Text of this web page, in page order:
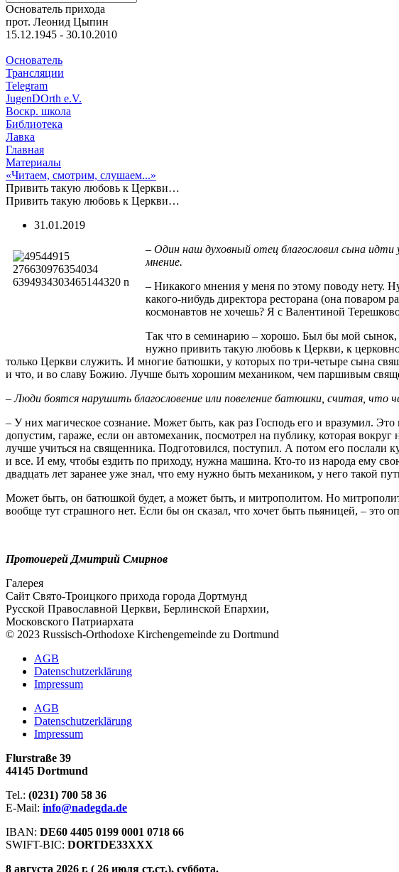
Основатель прихода
прот. Леонид Цыпин
15.12.1945 - 30.10.2010
Основатель
Трансляции
Telegram
JugenDOrth e.V.
Воскр. школа
Библиотека
Лавка
Главная
Материалы
«Читаем, смотрим, слушаем...»
Привить такую любовь к Церкви…
Привить такую любовь к Церкви…
31.01.2019
– Один наш духовный отец благословил сына
мнение.
– Никакого мнения у меня по этому поводу нету.
какого-нибудь директора ресторана (она поваром
космонавтов не хочешь? Я с Валентиной
Так что в семинарию – хорошо. Был бы мой сынок,
нужно привить такую любовь к Церкви, к
только Церкви служить. И многие батюшки, у которых по три-четыре сына
и что, и во славу Божию. Лучше быть хорошим механиком, чем паршивым
– Люди боятся нарушить благословение или повеление батюшки, считая, что
– У них магическое сознание. Может быть, как раз Господь его и вразумил.
допустим, гараже, если он автомеханик, посмотрел на публику, которая
лучше учиться на священника. Подготовился, поступил. А потом его послали
и все. И ему, чтобы ездить по приходу, нужна машина. Кто-то из народа ему
двадцать лет заранее уже знал, что ему нужно быть механиком, у него такой
Может быть, он батюшкой будет, а может быть, и митрополитом. Но
вообще тут страшного нет. Если бы он сказал, что хочет быть пьяницей, –
Протоиерей Дмитрий Смирнов
Галерея
Сайт Свято-Троицкого прихода города Дортмунд
Русской Православной Церкви, Берлинской Епархии,
Московского Патриархата
© 2023 Russisch-Orthodoxe Kirchengemeinde zu Dortmund
АGB
Datenschutzerklärung
Impressum
АGB
Datenschutzerklärung
Impressum
Flurstraße 39
44145 Dortmund
Tel.: (0231) 700 58 36
E-Mail: info@nadegda.de
IBAN: DE60 4405 0199 0001 0718 66
SWIFT-BIC: DORTDE33XXX
8 августа 2026 г. ( 26 июля ст.ст.), суббота.